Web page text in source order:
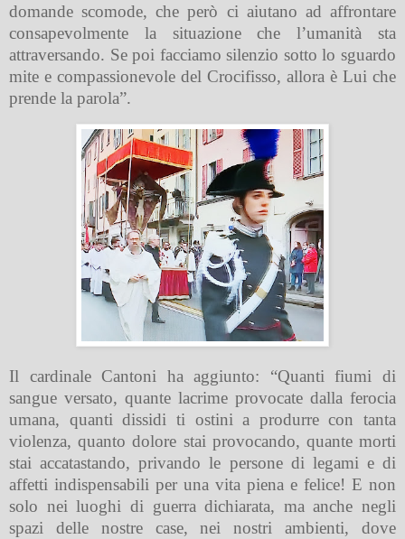
domande scomode, che però ci aiutano ad affrontare
consapevolmente la situazione che l’umanità sta
attraversando. Se poi facciamo silenzio sotto lo sguardo
mite e compassionevole del Crocifisso, allora è Lui che
prende la parola”.
Il cardinale Cantoni ha aggiunto: “Quanti fiumi di
sangue versato, quante lacrime provocate dalla ferocia
umana, quanti dissidi ti ostini a produrre con tanta
violenza, quanto dolore stai provocando, quante morti
stai accatastando, privando le persone di legami e di
affetti indispensabili per una vita piena e felice! E non
solo nei luoghi di guerra dichiarata, ma anche negli
spazi delle nostre case, nei nostri ambienti, dove